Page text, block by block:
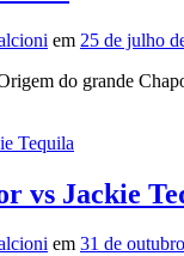
em 25 de julho
do grande
Tequila
vs Jackie
em 31 de